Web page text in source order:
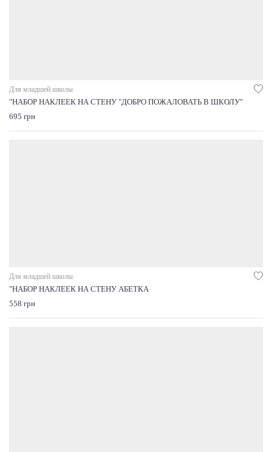
Для младшей школы
"НАБОР НАКЛЕЕК НА СТЕНУ "ДОБРО ПОЖАЛОВАТЬ В ШКОЛУ"
695 грн
Для младшей школы
"НАБОР НАКЛЕЕК НА СТЕНУ АБЕТКА
558 грн